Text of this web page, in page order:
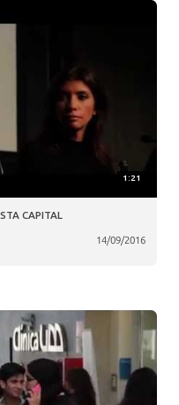
1:21
CAPITAL
14/09/2016